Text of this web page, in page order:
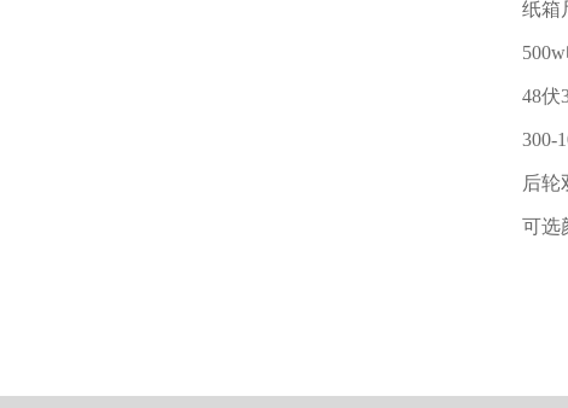
纸箱
48伏
300-
后轮
可选